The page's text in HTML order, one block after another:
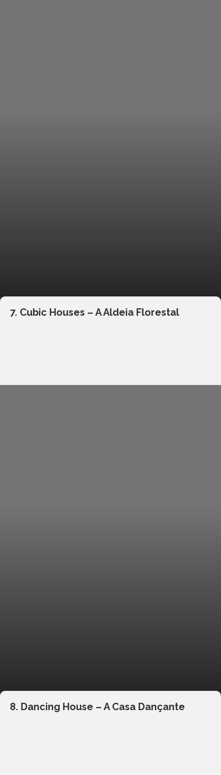
7. Cubic Houses – A Aldeia Florestal
8. Dancing House – A Casa Dançante